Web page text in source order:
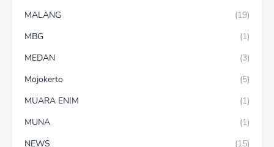
MALANG
(19)
MBG
(1)
MEDAN
(3)
Mojokerto
(5)
MUARA ENIM
(1)
MUNA
(1)
NEWS
(15)